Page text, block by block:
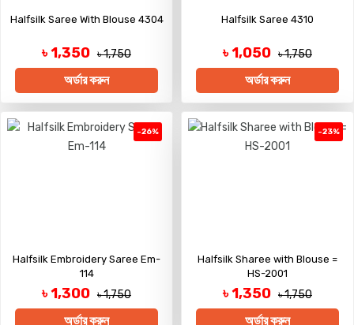
Halfsilk Saree With Blouse 4304
৳ 1,350 ৳ 1,750
অর্ডার করুন
Halfsilk Saree 4310
৳ 1,050 ৳ 1,750
অর্ডার করুন
-26%
Halfsilk Embroidery Saree Em-
114
৳ 1,300 ৳ 1,750
অর্ডার করুন
-23%
Halfsilk Sharee with Blouse =
HS-2001
৳ 1,350 ৳ 1,750
অর্ডার করুন